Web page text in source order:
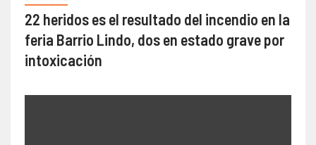
22 heridos es el resultado del incendio en la
feria Barrio Lindo, dos en estado grave por
intoxicación